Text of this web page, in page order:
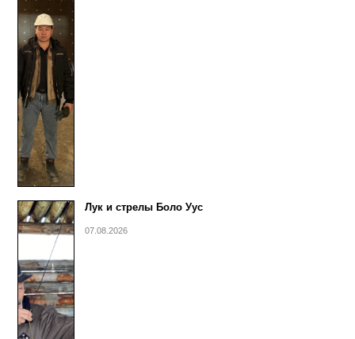
Лук и стрелы Боло Уус
07.08.2026